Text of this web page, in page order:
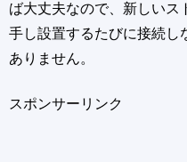
ば大丈夫なので、新しいス
手し設置するたびに接続し
ありません。
スポンサーリンク